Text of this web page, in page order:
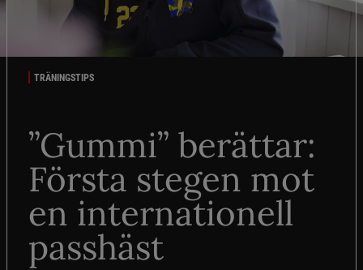
TRÄNINGSTIPS
”Gummi” berättar:
Första stegen mot
en internationell
passhäst